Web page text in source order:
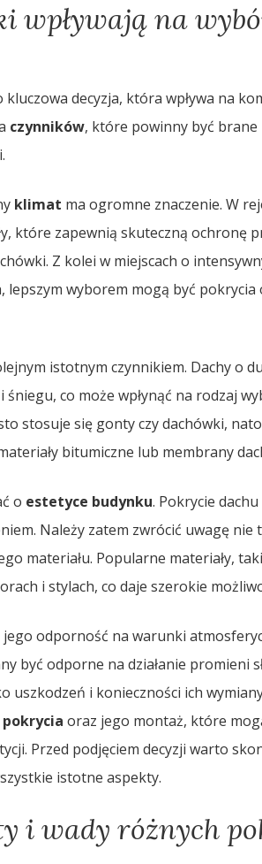
wpływają na
decyzja, która wpływa na
czynników, które powinny być brane
klimat ma ogromne znaczenie. W
które zapewnią skuteczną ochronę
Z kolei w miejscach o
wyborem mogą być pokrycia
istotnym czynnikiem. Dachy o
co może wpłynąć na rodzaj
stosuje się gonty czy dachówki,
bitumiczne lub membrany
o estetyce budynku. Pokrycie
Należy zatem zwrócić uwagę nie
materiału. Popularne materiały,
i stylach, co daje szerokie
jego odporność na warunki
być odporne na działanie promieni
uszkodzeń i konieczności ich
oraz jego montaż, które
Przed podjęciem decyzji warto
istotne aspekty.
i wady różnych